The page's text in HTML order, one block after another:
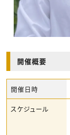
開催概要
開催日時
スケジュール